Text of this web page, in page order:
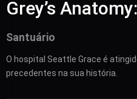
Grey’s
Santuário
O hospital Seattle Grace é
precedentes na sua história.